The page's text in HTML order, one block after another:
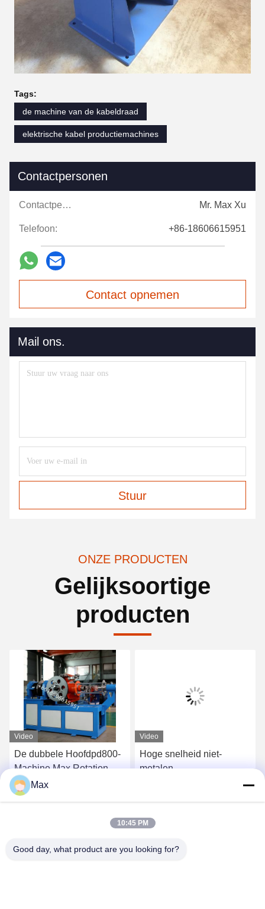
Tags:
de machine van de kabeldraad
elektrische kabel productiemachines
Contactpersonen
Contactpersonen: Mr. Max Xu
Telefoon: +86-18606615951
Contact opnemen
Mail ons.
Stuur
ONZE PRODUCTEN
Gelijksoortige
producten
Video
De dubbele Hoofdpd800-
Machine Max Rotation
Speed 650r/Min van de
Kabelpantsering
Video
Hoge snelheid niet-
metalen
Max
10:45 PM
Good day, what product are you looking for?